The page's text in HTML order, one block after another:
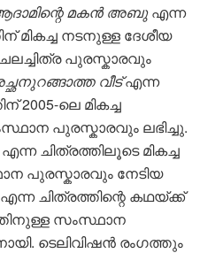
മകൻ അബുഎന്ന
മികച്ച നടനുള്ള ദേശീയ
പുരസ്കാരവും
വീട്എന്ന
2005-ലെ മികച്ച
പുരസ്കാരവും ലഭിച്ചു.
ചിത്രത്തിലൂടെ മികച്ച
പുരസ്കാരവും നേടിയ
ചിത്രത്തിന്റെ കഥയ്ക്ക്
സംസ്ഥാന
ടെലിവിഷൻ രംഗത്തും